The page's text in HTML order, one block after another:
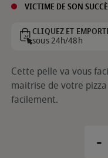
VICTIME DE SON
CLIQUEZ ET
sous 24h/48h
Cette pelle va vous
maitrise de votre
facilement.
-